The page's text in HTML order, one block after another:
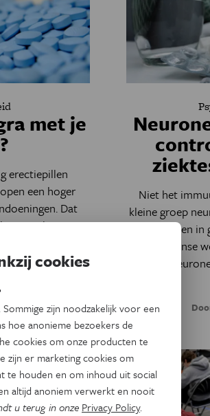
met je
erectiepillen
een hoger
Dat
Amerikaans
Niet het
kleine groep
symptomen
Amerikaanse
welke
cookies
zijn noodzakelijk voor een
hoe anonieme bezoekers de
cookies om onze producten te
zijn er marketing cookies om
te houden en om inhoud uit social
altijd anoniem verwerkt en nooit
u terug in onze Privacy Policy.